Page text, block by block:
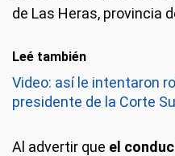
de Las Heras, provincia
Leé también
Video: así le intentaron
presidente de la Corte
Al advertir que el